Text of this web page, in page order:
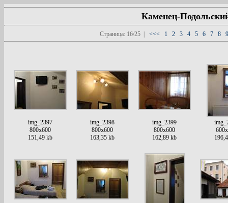
Каменец-
Страница: 16/25 | <<< 1 2 3 4 5 6 7 8
img_2397
800x600
151,49 kb
img_2398
800x600
163,35 kb
img_2399
800x600
162,89 kb